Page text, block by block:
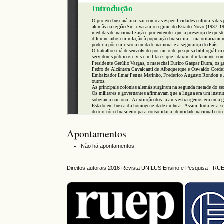
Apontamentos
Não há apontamentos.
Direitos autorais 2016 Revista UNILUS Ensino e Pesquisa -